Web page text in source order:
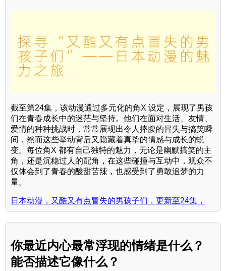
截至第24集，该动漫通过多元化的角X 设定，展现了男孩
们在青春成长中的迷茫与坚持。他们在面对生活、友情、
爱情的种种挑战时，常常展现出令人捧腹的冒失与搞笑瞬
间，然而这些举动背后又隐藏着真挚的情感与成长的蜕
变。每位角X 都有自己独特的魅力，无论是幽默搞笑的主
角，还是沉稳过人的配角，在这些碰撞与互动中，观众不
仅体会到了青春的酸甜苦辣，也感受到了勇敢追梦的力
量。
日本动漫，又酷又有点冒失的男孩子们，更新至24集，
你最近内心最常浮现的情绪是什么？
能否描述它像什么？